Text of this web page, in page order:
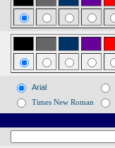
Arial
Times New Roman